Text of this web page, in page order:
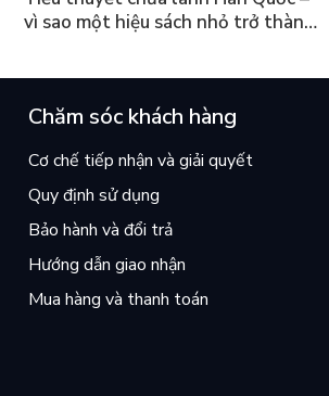
vì sao một hiệu sách nhỏ trở thành
Chăm sóc khách hàng
Cơ chế tiếp nhận và giải quyết
Quy định sử dụng
Bảo hành và đổi trả
Hướng dẫn giao nhận
Mua hàng và thanh toán